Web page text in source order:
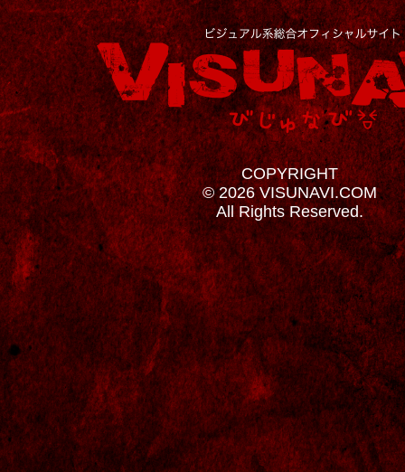
COPYRIGHT
© 2026 VISUNAVI.COM
All Rights Reserved.